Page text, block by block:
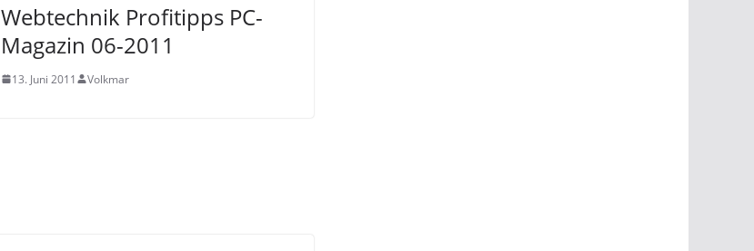
Webtechnik Profitipps PC-
Magazin 06-2011
13. Juni 2011 Volkmar